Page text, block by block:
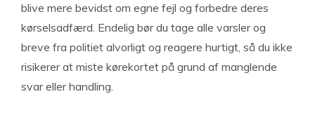
blive mere bevidst om egne fejl og forbedre deres
kørselsadfærd. Endelig bør du tage alle varsler og
breve fra politiet alvorligt og reagere hurtigt, så du ikke
risikerer at miste kørekortet på grund af manglende
svar eller handling.